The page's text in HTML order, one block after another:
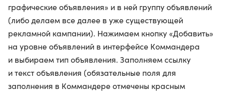
графические объявления» и в ней группу объявлений
(либо делаем все далее в уже существующей
рекламной кампании). Нажимаем кнопку «Добавить»
на уровне объявлений в интерфейсе Коммандера
и выбираем тип объявления. Заполняем ссылку
и текст объявления (обязательные поля для
заполнения в Коммандере отмечены красным